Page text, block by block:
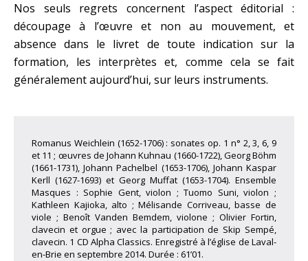
Nos seuls regrets concernent l’aspect éditorial :
découpage à l’œuvre et non au mouvement, et
absence dans le livret de toute indication sur la
formation, les interprètes et, comme cela se fait
généralement aujourd’hui, sur leurs instruments.
Romanus Weichlein (1652-1706) : sonates op. 1 n° 2, 3, 6, 9
et 11 ; œuvres de Johann Kuhnau (1660-1722), Georg Böhm
(1661-1731), Johann Pachelbel (1653-1706), Johann Kaspar
Kerll (1627-1693) et Georg Muffat (1653-1704). Ensemble
Masques : Sophie Gent, violon ; Tuomo Suni, violon ;
Kathleen Kajioka, alto ; Mélisande Corriveau, basse de
viole ; Benoît Vanden Bemdem, violone ; Olivier Fortin,
clavecin et orgue ; avec la participation de Skip Sempé,
clavecin. 1 CD Alpha Classics. Enregistré à l’église de Laval-
en-Brie en septembre 2014. Durée : 61’01.